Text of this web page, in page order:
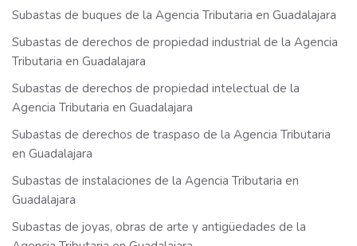
Subastas de buques de la Agencia Tributaria en Guadalajara
Subastas de derechos de propiedad industrial de la Agencia
Tributaria en Guadalajara
Subastas de derechos de propiedad intelectual de la
Agencia Tributaria en Guadalajara
Subastas de derechos de traspaso de la Agencia Tributaria
en Guadalajara
Subastas de instalaciones de la Agencia Tributaria en
Guadalajara
Subastas de joyas, obras de arte y antigüedades de la